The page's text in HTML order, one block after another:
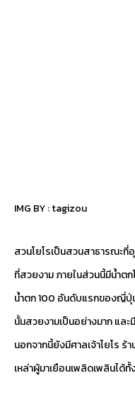
IMG BY :tagizou
สวนโยโรเป็นสวนสาธารณะ
ที่สวยงาม ภายในส่วนนี้มีน้ำตก
น้ำตก 100 อันดับแรกของญี่
นั้นสวยงามเป็นอย่างมาก แล
นอกจากนี้ยังมีศาลเจ้าโยโร ร้
เหล่าผู้มาเยือนเพลิดเพลินได้ทั้